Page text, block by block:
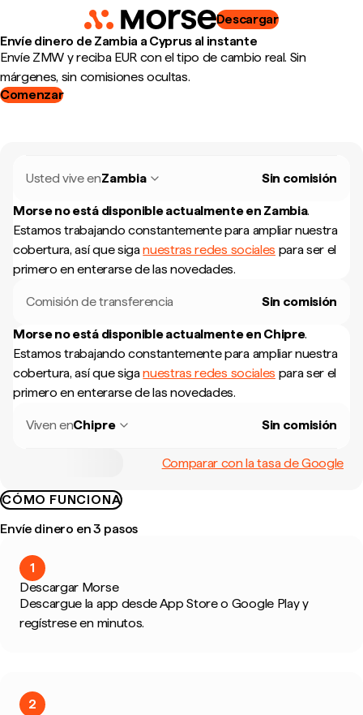
Descargar
Envíe dinero de Zambia a Cyprus al instante
Envíe ZMW y reciba EUR con el tipo de cambio real. Sin
márgenes, sin comisiones ocultas.
Comenzar
Usted vive enZambia Sin comisión
Morse no está disponible actualmente en Zambia.
Estamos trabajando constantemente para ampliar nuestra
cobertura, así que siganuestras redes sociales para ser el
primero en enterarse de las novedades.
Comisión de transferencia Sin comisión
Morse no está disponible actualmente en Chipre.
Estamos trabajando constantemente para ampliar nuestra
cobertura, así que siganuestras redes sociales para ser el
primero en enterarse de las novedades.
Viven enChipre Sin comisión
Comparar con la tasa de Google
CÓMO FUNCIONA
Envíe dinero en 3 pasos
1
Descargar Morse
Descargue la app desde App Store o Google Play y
regístrese en minutos.
2